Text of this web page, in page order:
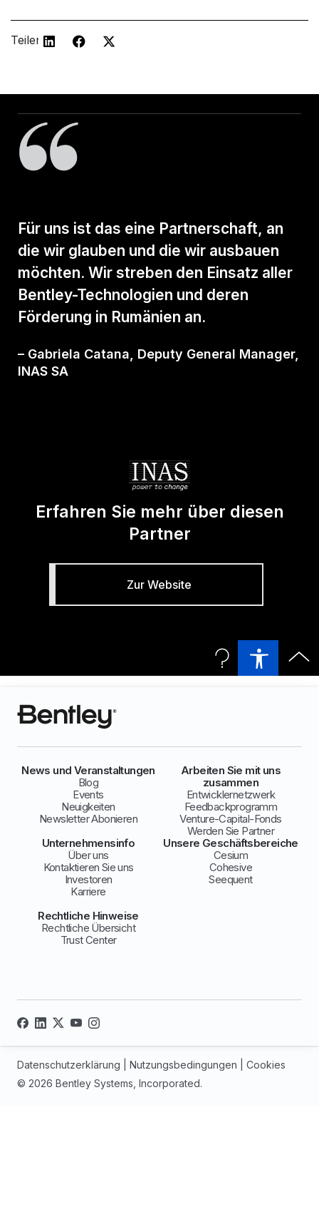
Teilen
Für uns ist das eine Partnerschaft, an
die wir glauben und die wir ausbauen
möchten. Wir streben den Einsatz aller
Bentley-Technologien und deren
Förderung in Rumänien an.
– Gabriela Catana, Deputy General Manager,
INAS SA
Erfahren Sie mehr über diesen
Partner
Zur Website
News und Veranstaltungen
Blog
Events
Neuigkeiten
Newsletter Abonieren
Arbeiten Sie mit uns
zusammen
Entwicklernetzwerk
Feedbackprogramm
Venture-Capital-Fonds
Werden Sie Partner
Unternehmensinfo
Über uns
Kontaktieren Sie uns
Investoren
Karriere
Unsere Geschäftsbereiche
Cesium
Cohesive
Seequent
Rechtliche Hinweise
Rechtliche Übersicht
Trust Center
© 2026 Bentley Systems, Incorporated.
Datenschutzerklärung Nutzungsbedingungen Cookies